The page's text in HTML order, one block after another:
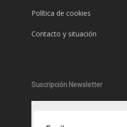
Política de cookies
Contacto y situación
Suscripción Newsletter